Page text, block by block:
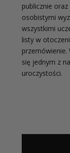
publicznie
osobistymi
wszystkimi
listy w
przemówienie.
się jednym z
uroczystości.